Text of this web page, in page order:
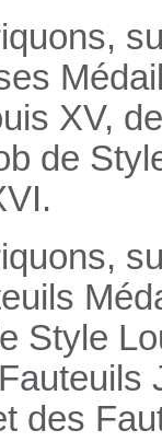
XV,
de
Style
Fauteuils
des